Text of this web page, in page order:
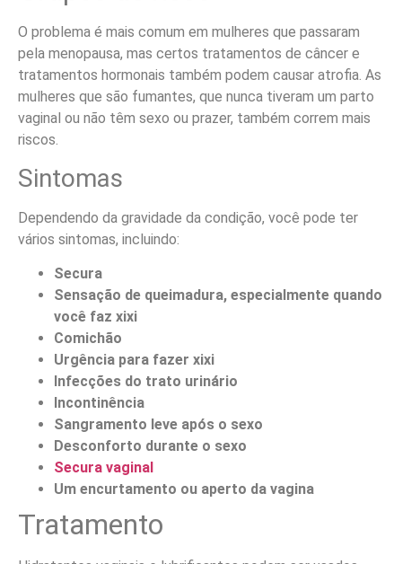
O problema é mais comum em mulheres que passaram
pela menopausa, mas certos tratamentos de câncer e
tratamentos hormonais também podem causar atrofia. As
mulheres que são fumantes, que nunca tiveram um parto
vaginal ou não têm sexo ou prazer, também correm mais
riscos.
Sintomas
Dependendo da gravidade da condição, você pode ter
vários sintomas, incluindo:
Secura
Sensação de queimadura, especialmente quando
você faz xixi
Comichão
Urgência para fazer xixi
Infecções do trato urinário
Incontinência
Sangramento leve após o sexo
Desconforto durante o sexo
Secura vaginal
Um encurtamento ou aperto da vagina
Tratamento